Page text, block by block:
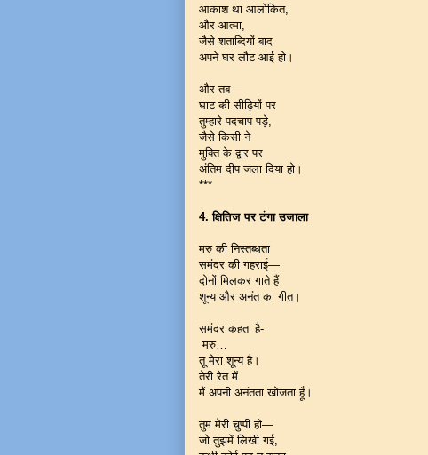
आकाश था आलोकित,
और आत्मा,
जैसे शताब्दियों बाद
अपने घर लौट आई हो।
और तब—
घाट की सीढ़ियों पर
तुम्हारे पदचाप पड़े,
जैसे किसी ने
मुक्ति के द्वार पर
अंतिम दीप जला दिया हो।
***
4. क्षितिज पर टंगा उजाला
मरु की निस्तब्धता
समंदर की गहराई—
दोनों मिलकर गाते हैं
शून्य और अनंत का गीत।
समंदर कहता है-
मरु…
तू मेरा शून्य है।
तेरी रेत में
मैं अपनी अनंतता खोजता हूँ।
तुम मेरी चुप्पी हो—
जो तुझमें लिखी गई,